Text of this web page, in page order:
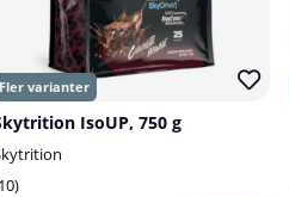
IsoUP, 750 g
10